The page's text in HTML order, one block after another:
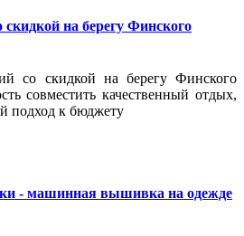
на берегу Финского
со скидкой на берегу Финского
совместить качественный отдых,
подход к бюджету
- машинная вышивка на одежде